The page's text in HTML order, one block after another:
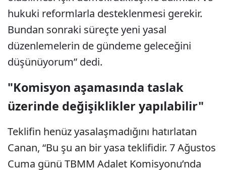
hukuki reformlarla desteklenmesi gerekir.
Bundan sonraki süreçte yeni yasal
düzenlemelerin de gündeme geleceğini
düşünüyorum” dedi.
"Komisyon aşamasında taslak
üzerinde değişiklikler yapılabilir"
Teklifin henüz yasalaşmadığını hatırlatan
Canan, “Bu şu an bir yasa teklifidir. 7 Ağustos
Cuma günü TBMM Adalet Komisyonu’nda